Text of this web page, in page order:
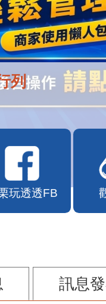
列
玩透透FB
訊息